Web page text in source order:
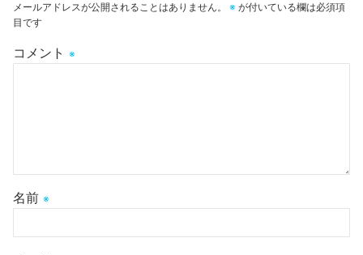
メールアドレスが公開されることはありません。 ※ が付いている欄は必須項
目です
コメント ※
名前 ※